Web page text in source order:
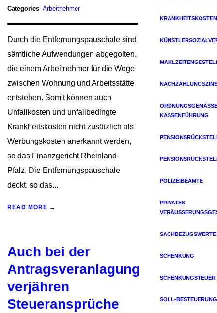
Categories Arbeitnehmer
Durch die Entfernungspauschale sind
sämtliche Aufwendungen abgegolten,
die einem Arbeitnehmer für die Wege
zwischen Wohnung und Arbeitsstätte
entstehen. Somit können auch
Unfallkosten und unfallbedingte
Krankheitskosten nicht zusätzlich als
Werbungskosten anerkannt werden,
so das Finanzgericht Rheinland-
Pfalz. Die Entfernungspauschale
deckt, so das...
READ MORE →
Auch bei der
Antragsveranlagung
verjähren
Steueransprüche
KRANKHEITSKOSTEN
ORDNUNGSGEMÄSSE K
ASSENFÜHRUNG
POLIZEIBEAMTE
PRIVATES
SACHBEZUGSWERTE
SCHENKUNG
SCHENKUNGSTEUER
SOLL-BESTEUERUNG